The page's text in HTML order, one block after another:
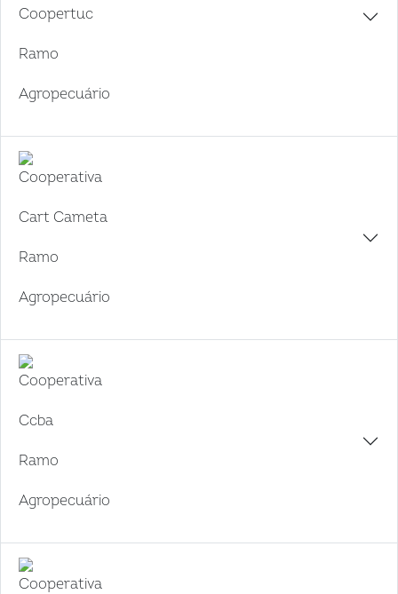
Coopertuc
Ramo
Agropecuário
Cooperativa
Cart Cameta
Ramo
Agropecuário
Cooperativa
Ccba
Ramo
Agropecuário
Cooperativa